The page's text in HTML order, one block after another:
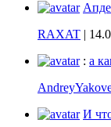
RAXAT |
: а
И